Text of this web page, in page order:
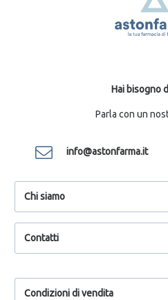
Hai bisogno
Parla con un
info@astonfarma.it
Chi siamo
Contatti
Condizioni di vendita